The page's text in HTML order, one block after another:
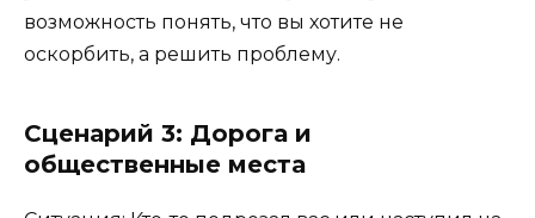
возможность понять, что вы хотите не
оскорбить, а решить проблему.
Сценарий 3: Дорога и
общественные места